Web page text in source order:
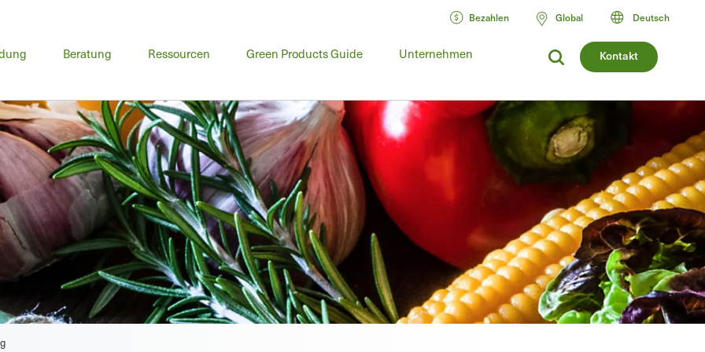
Kontakt
Beratung Ressourcen Green Products Guide Unternehmen
Bezahlen Global Deutsch